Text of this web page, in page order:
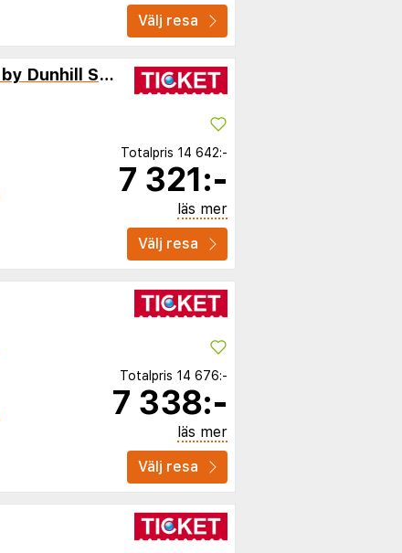
Välj resa
Sports Road Apartments by Dunhill Serviced Apartments
Totalpris 14 642:-
7 321:-
läs mer
Välj resa
Totalpris 14 676:-
7 338:-
läs mer
Välj resa